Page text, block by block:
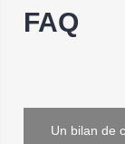
FAQ
Un bilan de